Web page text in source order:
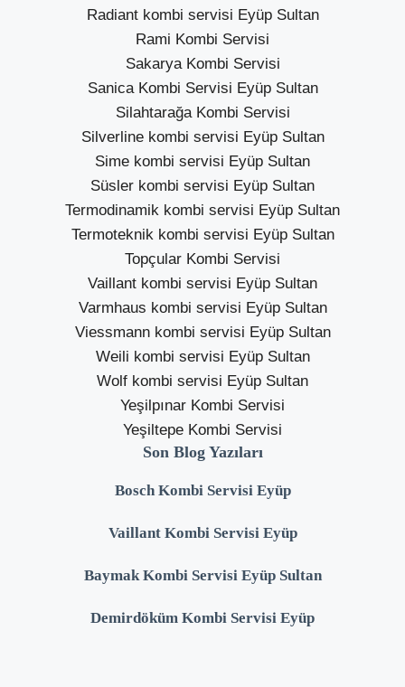
Radiant kombi servisi Eyüp Sultan
Rami Kombi Servisi
Sakarya Kombi Servisi
Sanica Kombi Servisi Eyüp Sultan
Silahtarağa Kombi Servisi
Silverline kombi servisi Eyüp Sultan
Sime kombi servisi Eyüp Sultan
Süsler kombi servisi Eyüp Sultan
Termodinamik kombi servisi Eyüp Sultan
Termoteknik kombi servisi Eyüp Sultan
Topçular Kombi Servisi
Vaillant kombi servisi Eyüp Sultan
Varmhaus kombi servisi Eyüp Sultan
Viessmann kombi servisi Eyüp Sultan
Weili kombi servisi Eyüp Sultan
Wolf kombi servisi Eyüp Sultan
Yeşilpınar Kombi Servisi
Yeşiltepe Kombi Servisi
Son Blog Yazıları
Bosch Kombi Servisi Eyüp
Vaillant Kombi Servisi Eyüp
Baymak Kombi Servisi Eyüp Sultan
Demirdöküm Kombi Servisi Eyüp